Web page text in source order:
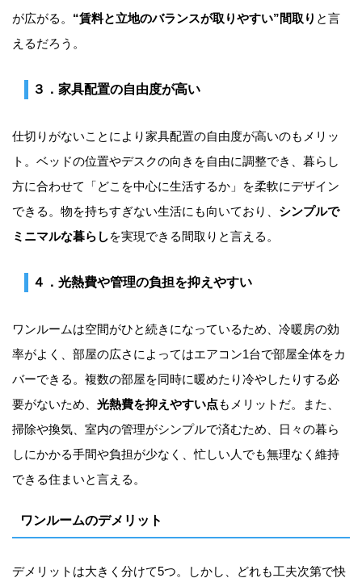
が広がる。 “賃料と立地のバランスが取りやすい”間取り と言
えるだろう。
３．家具配置の自由度が高い
仕切りがないことにより家具配置の自由度が高いのもメリッ
ト。ベッドの位置やデスクの向きを自由に調整でき、暮らし
方に合わせて「どこを中心に生活するか」を柔軟にデザイン
できる。物を持ちすぎない生活にも向いており、 シンプルで
ミニマルな暮らしを実現できる間取りと言える。
４．光熱費や管理の負担を抑えやすい
ワンルームは空間がひと続きになっているため、冷暖房の効
率がよく、部屋の広さによってはエアコン1台で部屋全体をカ
バーできる。複数の部屋を同時に暖めたり冷やしたりする必
要がないため、 光熱費を抑えやすい点もメリットだ。また、
掃除や換気、室内の管理がシンプルで済むため、日々の暮ら
しにかかる手間や負担が少なく、忙しい人でも無理なく維持
できる住まいと言える。
ワンルームのデメリット
デメリットは大きく分けて5つ。しかし、どれも工夫次第で快